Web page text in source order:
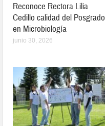
Reconoce Rectora Lilia
Cedillo calidad del Posgrado
en Microbiología
junio 30, 2026